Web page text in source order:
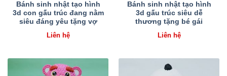
Bánh sinh nhật tạo hình
3d con gấu trúc đang nằm
siêu đáng yêu tặng vợ
Liên hệ
Bánh sinh nhật tạo hình
3d gấu trúc siêu dễ
thương tặng bé gái
Liên hệ